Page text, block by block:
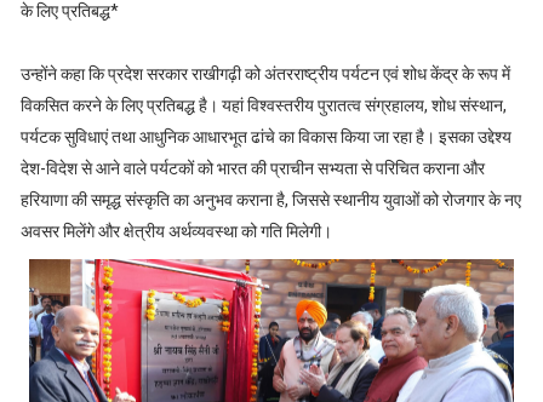
के लिए प्रतिबद्ध*
उन्होंने कहा कि प्रदेश सरकार राखीगढ़ी को अंतरराष्ट्रीय पर्यटन एवं शोध केंद्र के रूप में
विकसित करने के लिए प्रतिबद्ध है। यहां विश्वस्तरीय पुरातत्व संग्रहालय, शोध संस्थान,
पर्यटक सुविधाएं तथा आधुनिक आधारभूत ढांचे का विकास किया जा रहा है। इसका उद्देश्य
देश-विदेश से आने वाले पर्यटकों को भारत की प्राचीन सभ्यता से परिचित कराना और
हरियाणा की समृद्ध संस्कृति का अनुभव कराना है, जिससे स्थानीय युवाओं को रोजगार के नए
अवसर मिलेंगे और क्षेत्रीय अर्थव्यवस्था को गति मिलेगी।